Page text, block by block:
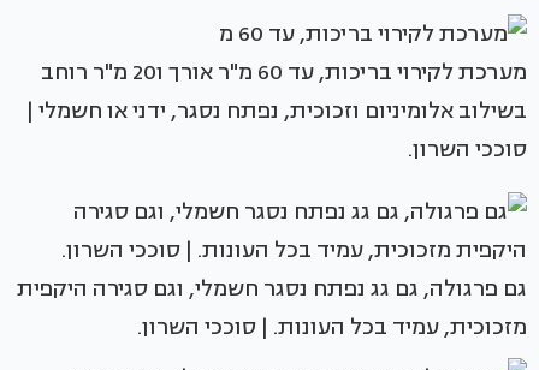
מערכת לקירוי בריכות, עד 60 מ"ר אורך ו20 מ"ר רוחב
בשילוב אלומיניום וזכוכית, נפתח נסגר, ידני או חשמלי |
סוככי השרון.
גם פרגולה, גם גג נפתח נסגר חשמלי, וגם סגירה היקפית
מזכוכית, עמיד בכל העונות. | סוככי השרון.